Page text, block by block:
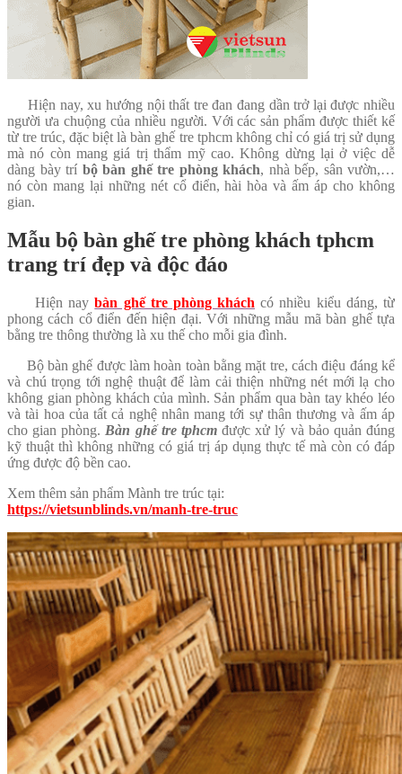
Hiện nay, xu hướng nội thất tre đan đang dần trở lại được nhiều
người ưa chuộng của nhiều người. Với các sản phẩm được thiết kế
từ tre trúc, đặc biệt là bàn ghế tre tphcm không chỉ có giá trị sử dụng
mà nó còn mang giá trị thẩm mỹ cao. Không dừng lại ở việc dễ
dàng bày trí bộ bàn ghế tre phòng khách, nhà bếp, sân vườn,…
nó còn mang lại những nét cổ điển, hài hòa và ấm áp cho không
gian.
Mẫu bộ bàn ghế tre phòng khách tphcm
trang trí đẹp và độc đáo
Hiện naybàn ghế tre phòng khách có nhiều kiểu dáng, từ
phong cách cổ điển đến hiện đại. Với những mẫu mã bàn ghế tựa
bằng tre thông thường là xu thế cho mỗi gia đình.
Bộ bàn ghế được làm hoàn toàn bằng mặt tre, cách điệu đáng kể
và chú trọng tới nghệ thuật để làm cải thiện những nét mới lạ cho
không gian phòng khách của mình. Sản phẩm qua bàn tay khéo léo
và tài hoa của tất cả nghệ nhân mang tới sự thân thương và ấm áp
cho gian phòng. Bàn ghế tre tphcmđược xử lý và bảo quản đúng
kỹ thuật thì không những có giá trị áp dụng thực tế mà còn có đáp
ứng được độ bền cao.
Xem thêm sản phẩm Mành tre trúc tại:
https://vietsunblinds.vn/manh-tre-truc